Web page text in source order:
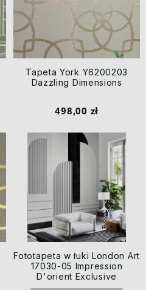
Tapeta York Y6200203
Dazzling Dimensions
498,00 zł
Fototapeta w łuki London Art
17030-05 Impression
D'orient Exclusive
Wallpaper 2022 Iconic Re-